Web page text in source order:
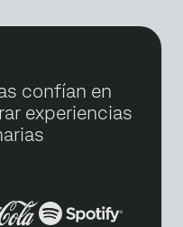
confían en
experiencias